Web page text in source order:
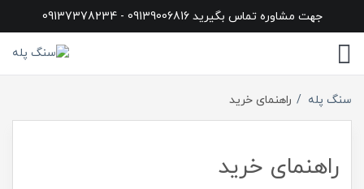
جهت مشاوره تماس بگیرید 09139006816 - 09137378234
سنگ پله راهنمای خرید
راهنمای خرید